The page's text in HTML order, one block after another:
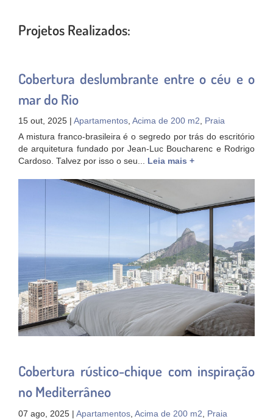
Projetos Realizados:
Cobertura deslumbrante entre o céu e o
mar do Rio
15 out, 2025 | Apartamentos, Acima de 200 m2, Praia
A mistura franco-brasileira é o segredo por trás do escritório
de arquitetura fundado por Jean-Luc Boucharenc e Rodrigo
Cardoso. Talvez por isso o seu... Leia mais +
Cobertura rústico-chique com inspiração
no Mediterrâneo
07 ago, 2025 | Apartamentos Acima de 200 m2
Praia